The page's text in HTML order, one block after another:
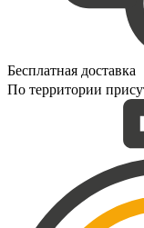
Бесплатная доставка
По территории